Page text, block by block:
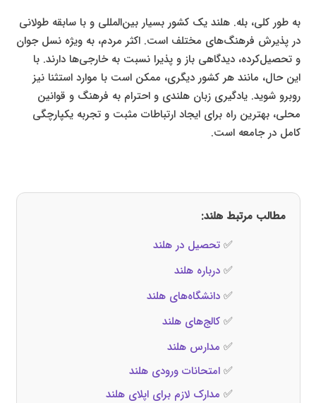
به طور کلی، بله. هلند یک کشور بسیار بین‌المللی و با سابقه طولانی
در پذیرش فرهنگ‌های مختلف است. اکثر مردم، به ویژه نسل جوان
و تحصیل‌کرده، دیدگاهی باز و پذیرا نسبت به خارجی‌ها دارند. با
این حال، مانند هر کشور دیگری، ممکن است با موارد استثنا نیز
روبرو شوید. یادگیری زبان هلندی و احترام به فرهنگ و قوانین
محلی، بهترین راه برای ایجاد ارتباطات مثبت و تجربه یکپارچگی
کامل در جامعه است.
مطالب مرتبط هلند:
✅تحصیل در هلند
✅درباره هلند
✅دانشگاه‌های هلند
✅کالج‌های هلند
✅ مدارس هلند
✅امتحانات ورودی هلند
✅ مدارک لازم برای اپلای هلند